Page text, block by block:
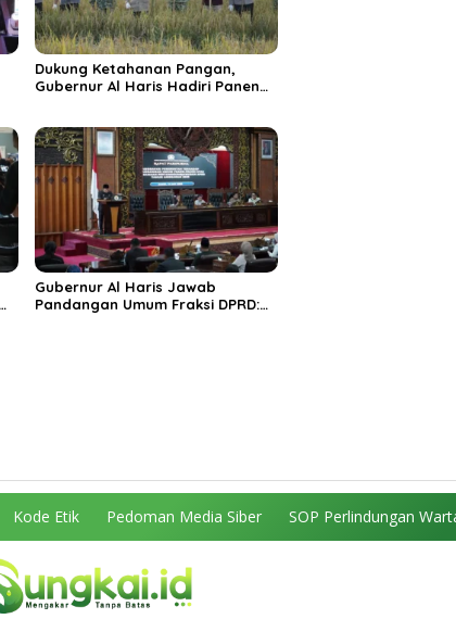
Dukung Ketahanan Pangan,
Gubernur Al Haris Hadiri Panen
Gubernur Al Haris Jawab
Pandangan Umum Fraksi DPRD:
Kode Etik Pedoman Media Siber SOP Perlindungan